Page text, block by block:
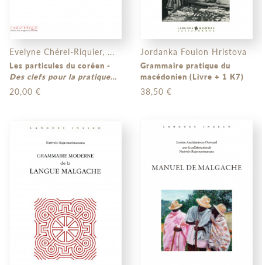
Evelyne Chérel-Riquier, ...
Les particules du coréen -
Des clefs pour la pratique
de la langue
20,00 €
Jordanka Foulon Hristova
Grammaire pratique du
macédonien (Livre + 1 K7)
38,50 €